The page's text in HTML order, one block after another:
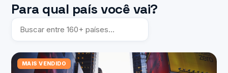
Para qual país você vai?
MAIS VENDIDO